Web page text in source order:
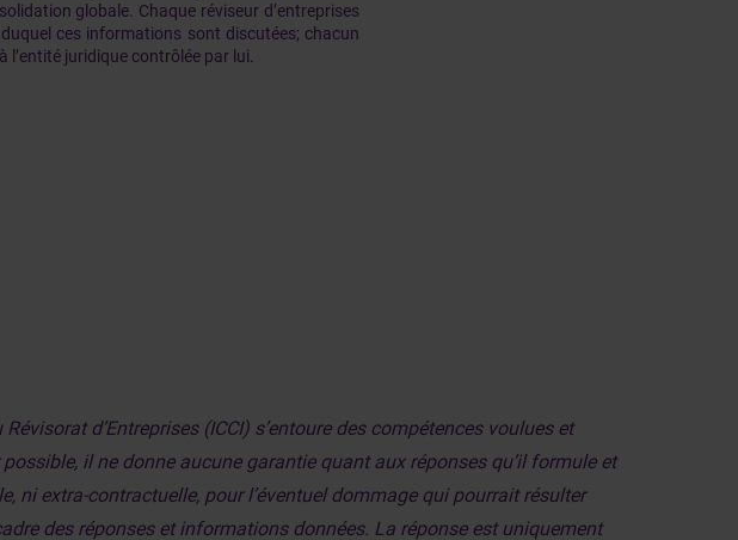
globale. Chaque réviseur d’entreprises
ces informations sont discutées; chacun
juridique contrôlée par lui.
d’Entreprises (ICCI) s’entoure des compétences voulues et
il ne donne aucune garantie quant aux réponses qu’il formule et
ni extra-contractuelle, pour l’éventuel dommage qui pourrait résulter
des réponses et informations données. La réponse est uniquement